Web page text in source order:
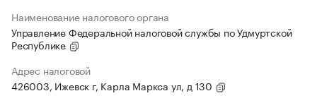
Наименование налогового органа
Управление Федеральной налоговой службы по Удмуртской
Республике
Адрес налоговой
426003, Ижевск г, Карла Маркса ул, д 130